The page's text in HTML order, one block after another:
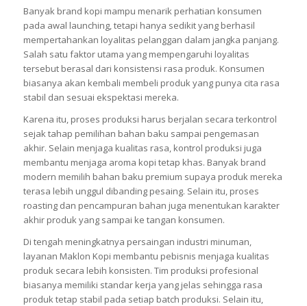
Banyak brand kopi mampu menarik perhatian konsumen
pada awal launching, tetapi hanya sedikit yang berhasil
mempertahankan loyalitas pelanggan dalam jangka panjang.
Salah satu faktor utama yang mempengaruhi loyalitas
tersebut berasal dari konsistensi rasa produk. Konsumen
biasanya akan kembali membeli produk yang punya cita rasa
stabil dan sesuai ekspektasi mereka.
Karena itu, proses produksi harus berjalan secara terkontrol
sejak tahap pemilihan bahan baku sampai pengemasan
akhir. Selain menjaga kualitas rasa, kontrol produksi juga
membantu menjaga aroma kopi tetap khas. Banyak brand
modern memilih bahan baku premium supaya produk mereka
terasa lebih unggul dibanding pesaing. Selain itu, proses
roasting dan pencampuran bahan juga menentukan karakter
akhir produk yang sampai ke tangan konsumen.
Di tengah meningkatnya persaingan industri minuman,
layanan Maklon Kopi membantu pebisnis menjaga kualitas
produk secara lebih konsisten. Tim produksi profesional
biasanya memiliki standar kerja yang jelas sehingga rasa
produk tetap stabil pada setiap batch produksi. Selain itu,